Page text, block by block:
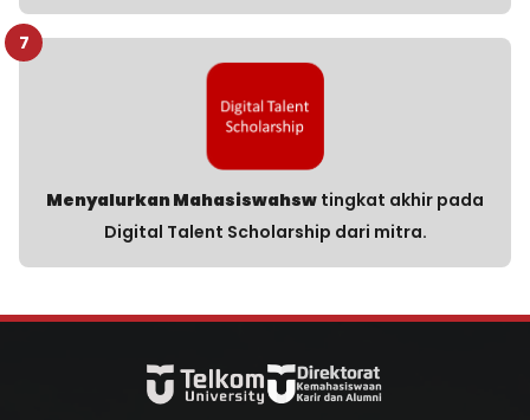
7
Menyalurkan Mahasiswahsw tingkat akhir pada
Digital Talent Scholarship dari mitra.